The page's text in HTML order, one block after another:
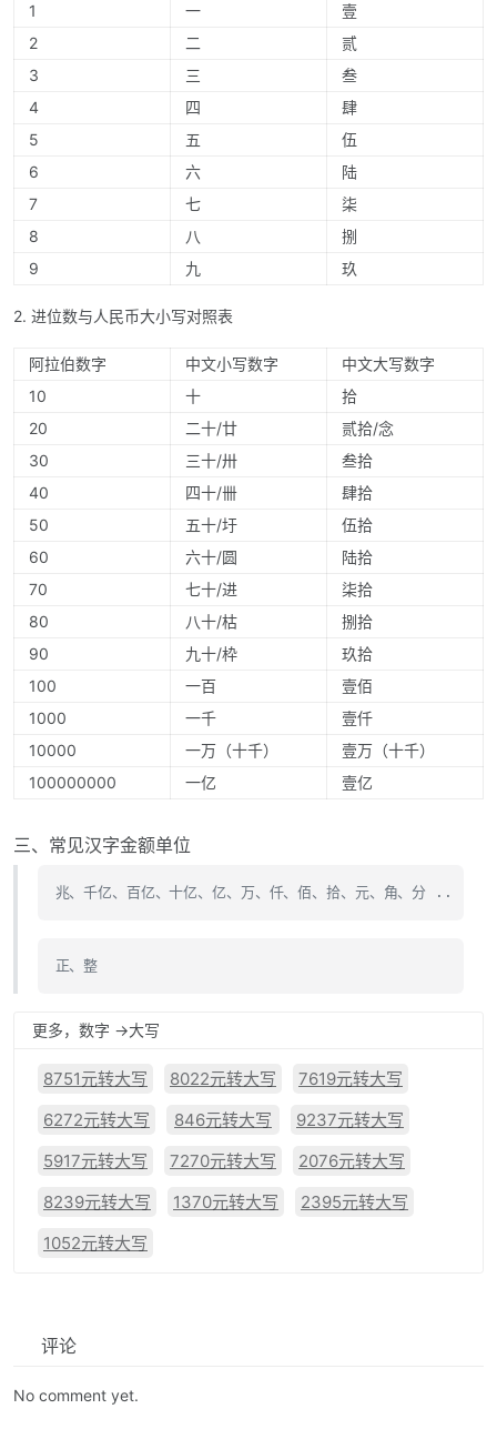
1
一
壹
2
二
贰
3
三
叁
4
四
肆
5
五
伍
6
六
陆
7
七
柒
8
八
捌
9
九 玖
2. 进位数与人民币大小写对照表
阿拉伯数字 中文小写数字
中文大写数字
10
十
拾
20
二十/廿
贰拾/念
30
三十/卅
叁拾
40
四十/卌
肆拾
50
五十/圩
伍拾
60
六十/圆
陆拾
70
七十/进
柒拾
80
八十/枯
捌拾
90
九十/枠
玖拾
100
一百
壹佰
1000
一千
壹仟
10000
一万（十千）
壹万（十千）
100000000
一亿 壹亿
三、常见汉字金额单位
兆、千亿、百亿、十亿、亿、万、仟、佰、拾、元、角、分 ..
正、整
更多，数字 ->大写
8751元转大写 8022元转大写
7619元转大写
6272元转大写
846元转大写
9237元转大写
5917元转大写
7270元转大写
2076元转大写
8239元转大写
1370元转大写
2395元转大写
1052元转大写
评论
No comment yet.